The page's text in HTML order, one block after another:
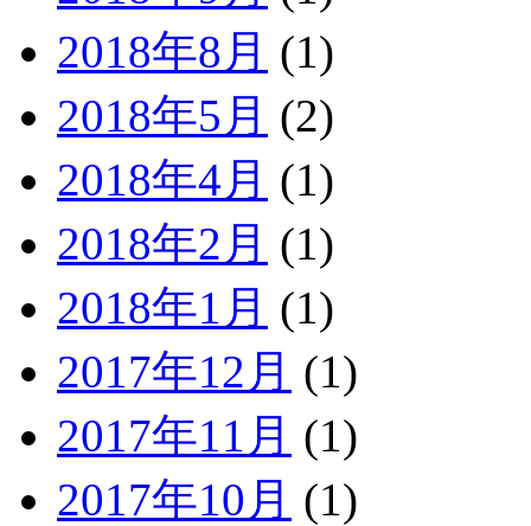
2018年8月 (1)
2018年5月 (2)
2018年4月 (1)
2018年2月 (1)
2018年1月 (1)
2017年12月 (1)
2017年11月 (1)
2017年10月 (1)